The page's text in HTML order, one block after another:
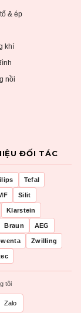
& ép
khí
nồi
ĐỐI TÁC
Tefal
Silit
Klarstein
Braun AEG
Zwilling
tôi
Zalo